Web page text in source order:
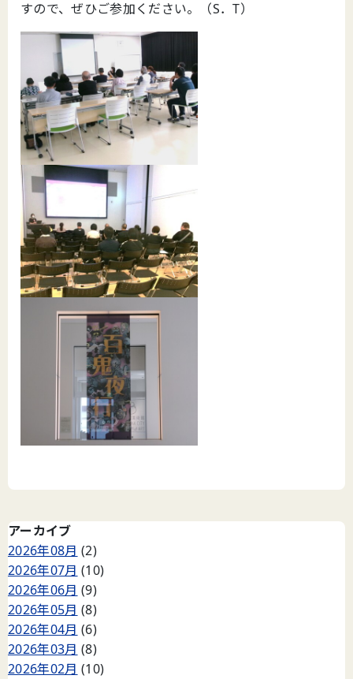
すので、ぜひご参加ください。（S．T）
アーカイブ
2026年08月 (2)
2026年07月 (10)
2026年06月 (9)
2026年05月 (8)
2026年04月 (6)
2026年03月 (8)
2026年02月 (10)